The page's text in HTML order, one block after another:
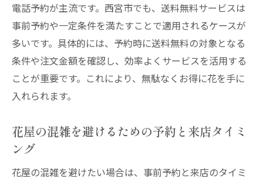
電話予約が主流です。西宮市でも、送料無料サービスは
事前予約や一定条件を満たすことで適用されるケースが
多いです。具体的には、予約時に送料無料の対象となる
条件や注文金額を確認し、効率よくサービスを活用する
ことが重要です。これにより、無駄なくお得に花を手に
入れられます。
花屋の混雑を避けるための予約と来店タイミ
ング
花屋の混雑を避けたい場合は、事前予約と来店のタイミ